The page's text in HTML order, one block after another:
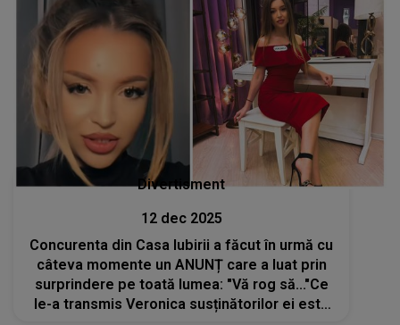
Divertisment
12 dec 2025
Concurenta din Casa Iubirii a făcut în urmă cu
câteva momente un ANUNȚ care a luat prin
surprindere pe toată lumea: "Vă rog să..."Ce
le-a transmis Veronica susținătorilor ei este